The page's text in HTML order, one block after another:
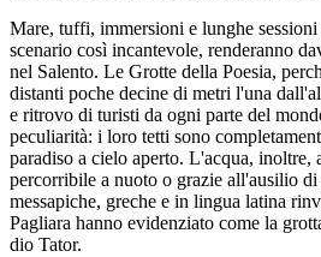
Mare, tuffi, immersioni e lunghe
scenario così incantevole, renderanno
nel Salento. Le Grotte della Poesia,
distanti poche decine di metri l'una
e ritrovo di turisti da ogni parte del
peculiarità: i loro tetti sono
paradiso a cielo aperto. L'acqua, inoltre,
percorribile a nuoto o grazie all'ausilio
messapiche, greche e in lingua latina
Pagliara hanno evidenziato come la
dio Tator.